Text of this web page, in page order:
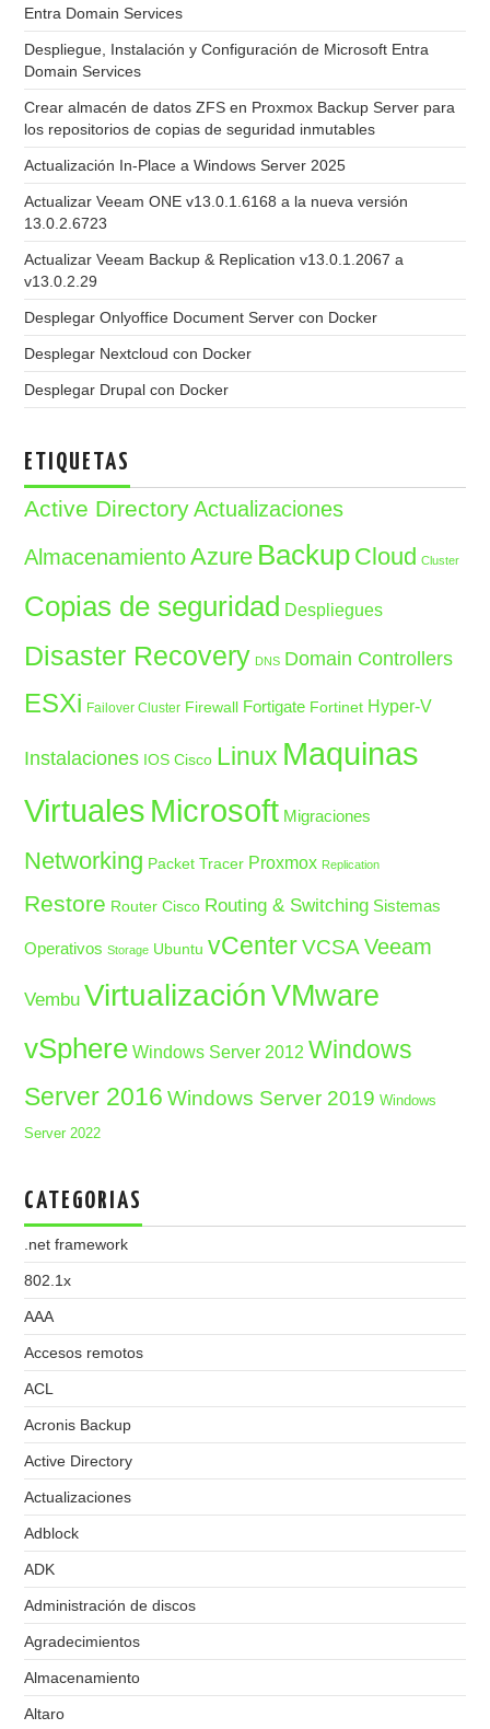
Entra Domain Services
Despliegue, Instalación y Configuración de Microsoft Entra
Domain Services
Crear almacén de datos ZFS en Proxmox Backup Server para
los repositorios de copias de seguridad inmutables
Actualización In-Place a Windows Server 2025
Actualizar Veeam ONE v13.0.1.6168 a la nueva versión
13.0.2.6723
Actualizar Veeam Backup & Replication v13.0.1.2067 a
v13.0.2.29
Desplegar Onlyoffice Document Server con Docker
Desplegar Nextcloud con Docker
Desplegar Drupal con Docker
ETIQUETAS
Active Directory Actualizaciones
Almacenamiento Azure Backup Cloud Cluster
Copias de seguridad Despliegues
Disaster Recovery DNS Domain Controllers
ESXi Failover Cluster Firewall Fortigate Fortinet Hyper-V
Instalaciones IOS Cisco Linux Maquinas
Virtuales Microsoft Migraciones
Networking Packet Tracer Proxmox Replication
Restore Router Cisco Routing & Switching Sistemas
Operativos Storage Ubuntu vCenter VCSA Veeam
Vembu Virtualización VMware
vSphere Windows Server 2012 Windows
Server 2016 Windows Server 2019 Windows
Server 2022
CATEGORIAS
.net framework
802.1x
AAA
Accesos remotos
ACL
Acronis Backup
Active Directory
Actualizaciones
Adblock
ADK
Administración de discos
Agradecimientos
Almacenamiento
Altaro